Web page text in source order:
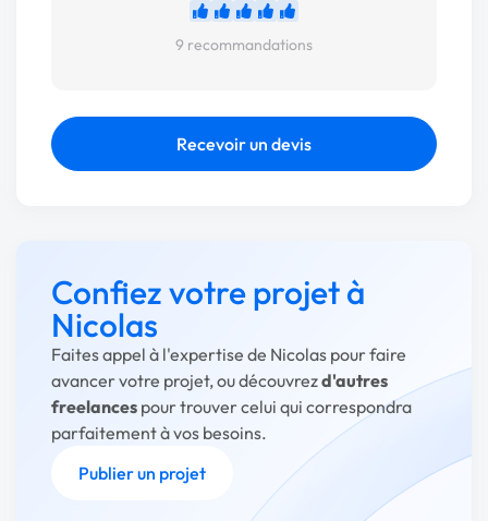
9 recommandations
Recevoir un devis
Confiez votre projet à
Nicolas
Faites appel à l'expertise de Nicolas pour faire
avancer votre projet, ou découvrezd'autres
freelances pour trouver celui qui correspondra
parfaitement à vos besoins.
Publier un projet